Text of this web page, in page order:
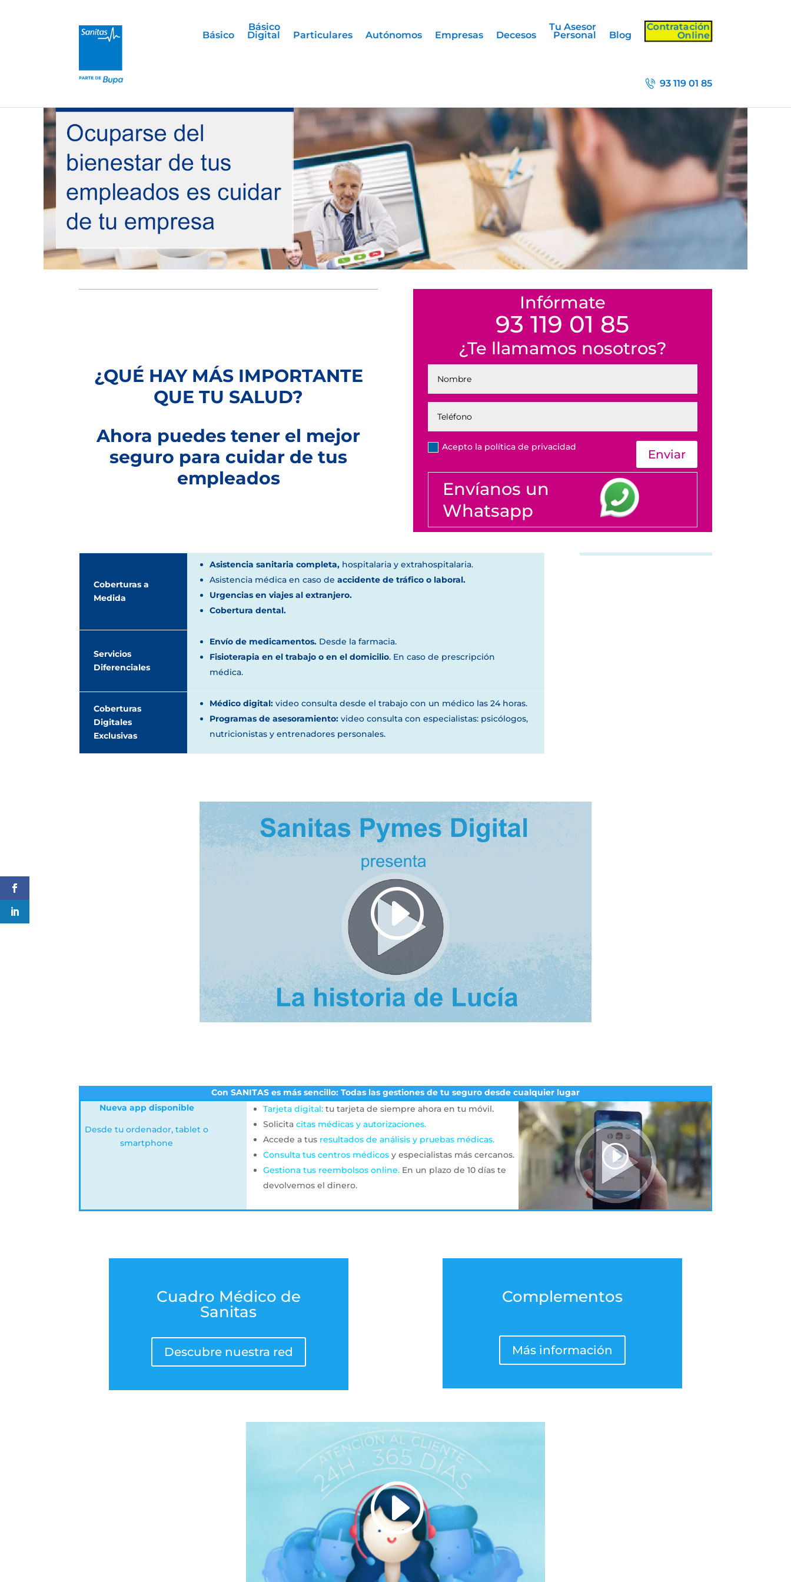
Básico
Básico
Digital Particulares Autónomos Empresas Decesos
Tu Asesor
Personal Blog
Contratación
Online
93 119 01 85
¿QUÉ HAY MÁS IMPORTANTE
QUE TU SALUD?
Ahora puedes tener el mejor
seguro para cuidar de tus
empleados
Infórmate
93 119 01 85
¿Te llamamos nosotros?
Acepto la política de privacidad
Enviar
Envíanos un
Whatsapp
Coberturas a
Medida
Asistencia sanitaria completa, hospitalaria y extrahospitalaria.
Asistencia médica en caso deaccidente de tráfico o laboral.
Urgencias en viajes al extranjero.
Cobertura dental.
Servicios
Diferenciales
Envío de medicamentos. Desde la farmacia.
Fisioterapia en el trabajo o en el domicilio. En caso de prescripción
médica.
Coberturas
Digitales
Exclusivas
Médico digital: video consulta desde el trabajo con un médico las 24 horas.
Programas de asesoramiento: video consulta con especialistas: psicólogos,
nutricionistas y entrenadores personales.
Con SANITAS es más sencillo: Todas las gestiones de tu seguro desde cualquier lugar
Nueva app disponible
Desde tu ordenador, tablet o
smartphone
Tarjeta digital: tu tarjeta de siempre ahora en tu móvil.
Solicitacitas médicas y autorizaciones.
Accede a tus resultados de análisis y pruebas médicas.
Consulta tus centros médicos y especialistas más cercanos.
Gestiona tus reembolsos online. En un plazo de 10 días te
devolvemos el dinero.
Cuadro Médico de
Sanitas
Descubre nuestra red
Complementos
Más información